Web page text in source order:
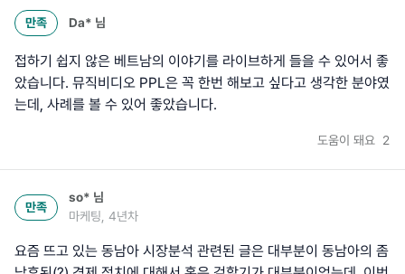
만족 Da* 님
접하기 쉽지 않은 베트남의 이야기를 라이브하게 들을 수 있어서 좋
았습니다. 뮤직비디오 PPL은 꼭 한번 해보고 싶다고 생각한 분야였
는데, 사례를 볼 수 있어 좋았습니다.
도움이 돼요 2
만족
so* 님
마케팅, 4년차
요즘 뜨고 있는 동남아 시장분석 관련된 글은 대부분이 동남아의 좀